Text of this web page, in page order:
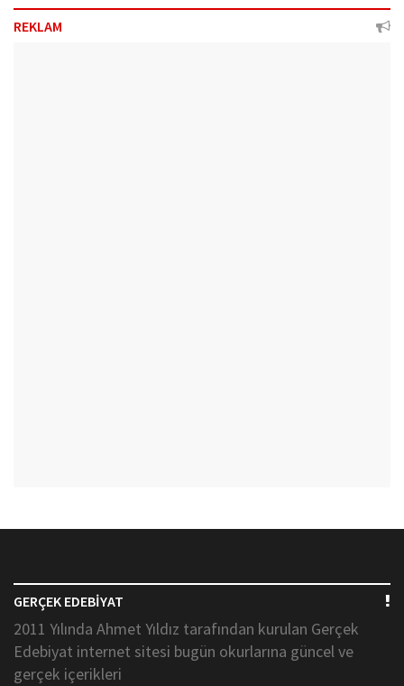
REKLAM
GERÇEK EDEBİYAT
2011 Yılında Ahmet Yıldız tarafından kurulan Gerçek
Edebiyat internet sitesi bugün okurlarına güncel ve
gerçek içerikleri